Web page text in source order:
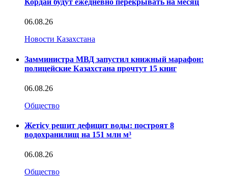
Кордай будут ежедневно перекрывать на месяц
06.08.26
Новости Казахстана
Замминистра МВД запустил книжный марафон:
полицейские Казахстана прочтут 15 книг
06.08.26
Общество
Жетісу решит дефицит воды: построят 8
водохранилищ на 151 млн м³
06.08.26
Общество